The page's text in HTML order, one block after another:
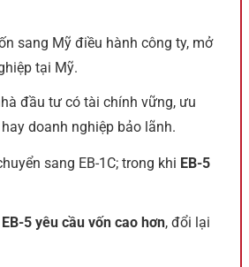
sang Mỹ điều hành công ty, mở
tại Mỹ.
đầu tư có tài chính vững, ưu
doanh nghiệp bảo lãnh.
sang EB-1C; trong khi EB-5
EB-5 yêu cầu vốn cao hơn, đổi lại